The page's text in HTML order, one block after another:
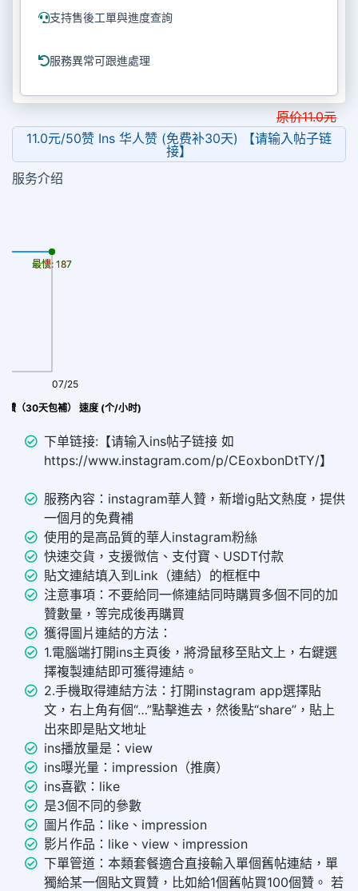
支持售後工單與進度查詢
服務異常可跟進處理
原价11.0元
11.0元/50赞 Ins 华人赞 (免费补30天) 【请输入帖子链
接】
服务介绍
讚（30天包補） 速度 (个/小时)
07/25
最慢: 187
最快: 187
下单链接:【请输入ins帖子链接 如
https://www.instagram.com/p/CEoxbonDtTY/】
服務內容：instagram華人贊，新增ig貼文熱度，提供
一個月的免費補
使用的是高品質的華人instagram粉絲
快速交貨，支援微信、支付寶、USDT付款
貼文連結填入到Link（連結）的框框中
注意事項：不要給同一條連結同時購買多個不同的加
贊數量，等完成後再購買
獲得圖片連結的方法：
1.電腦端打開ins主頁後，將滑鼠移至貼文上，右鍵選
擇複製連結即可獲得連結。
2.手機取得連結方法：打開instagram app選擇貼
文，右上角有個“…”點擊進去，然後點“share”，貼上
出來即是貼文地址
ins播放量是：view
ins曝光量：impression（推廣）
ins喜歡：like
是3個不同的參數
圖片作品：like、impression
影片作品：like、view、impression
下單管道：本類套餐適合直接輸入單個舊帖連結，單
獨給某一個貼文買贊，比如給1個舊帖買100個贊。 若